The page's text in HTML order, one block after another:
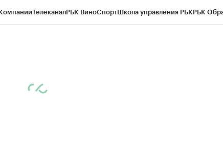
ТелеканалРБК ВиноСпортШкола управления РБКРБК